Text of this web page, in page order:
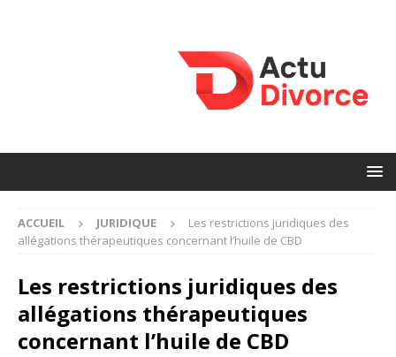
ACCUEIL JURIDIQUE
Les restrictions juridiques des
allégations thérapeutiques concernant l’huile de CBD
Les restrictions juridiques des
allégations thérapeutiques
concernant l’huile de CBD